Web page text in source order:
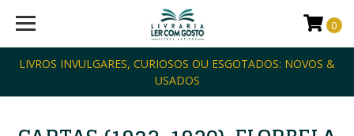
LIVROS INVULGARES, CURIOSOS OU ESGOTADOS: NOVOS &
USADOS
0